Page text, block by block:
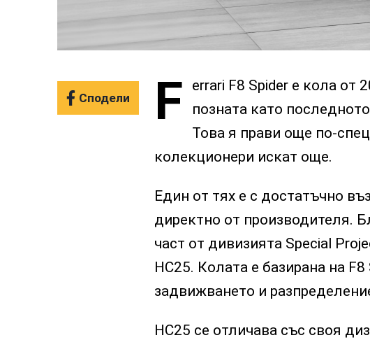
Сподели F
errari F8 Spider е кола от
позната като
Това я прави още по-
колекционери искат още.
Един от тях е с достатъчно
директно от производителя.
част от дивизията Special
HC25. Колата е базирана на
задвижването и
HC25 се отличава със своя